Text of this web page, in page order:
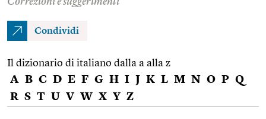
Condividi
Il dizionario di italiano dalla a alla z
A B C D E F G H I J K L M N O P Q
R S T U V W X Y Z